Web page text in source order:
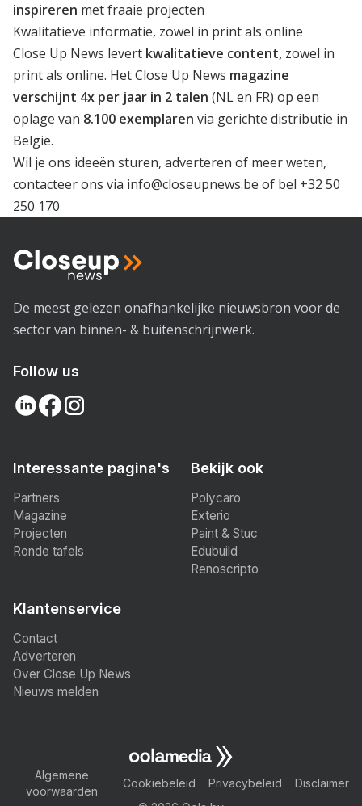
inspireren met fraaie projecten
Kwalitatieve informatie, zowel in print als online
Close Up News levert kwalitatieve content, zowel in
print als online. HetClose Up News magazine
verschijnt 4x per jaar in 2 talen (NL en FR) op een
oplage van 8.100 exemplaren via gerichte distributie in
België.
Wil je ons ideeën sturen, adverteren of meer weten,
contacteer ons via info@closeupnews.be of bel +32 50
250 170
De meest gelezen onafhankelijke nieuwsbron voor de
sector van binnen- & buitenschrijnwerk.
Follow us
Interessante pagina's
Partners
Magazine
Projecten
Ronde tafels
Bekijk ook
Polycaro
Exterio
Paint & Stuc
Edubuild
Renoscripto
Klantenservice
Contact
Adverteren
Over Close Up News
Nieuws melden
Algemene
voorwaarden
Cookiebeleid Privacybeleid
Disclaimer